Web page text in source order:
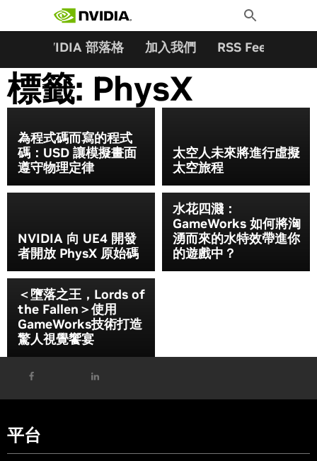
Toggle
Search
NVIDIA 部落格 加入我們 RSS Feeds
標籤: PhysX
為程式碼而寫的程式
碼：USD 讓模擬畫面
遵守物理定律
太空人未來將進行虛擬
太空旅程
NVIDIA 向 UE4 開發
者開放 PhysX 原始碼
水花四濺：
GameWorks 如何將洶
湧而來的水特效帶進你
的遊戲中？
＜墮落之王，Lords of
the Fallen＞使用
GameWorks技術打造
驚人視覺饗宴
平台